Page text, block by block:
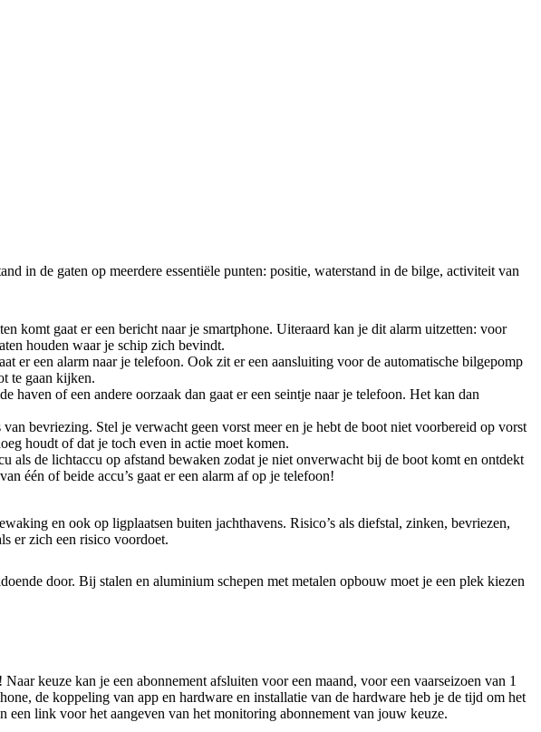
in de gaten op meerdere essentiële punten: positie, waterstand in de bilge, activiteit van
komt gaat er een bericht naar je smartphone. Uiteraard kan je dit alarm uitzetten: voor
houden waar je schip zich bevindt.
er een alarm naar je telefoon. Ook zit er een aansluiting voor de automatische bilgepomp
te gaan kijken.
of een andere oorzaak dan gaat er een seintje naar je telefoon. Het kan dan
bevriezing. Stel je verwacht geen vorst meer en je hebt de boot niet voorbereid op vorst
houdt of dat je toch even in actie moet komen.
als de lichtaccu op afstand bewaken zodat je niet onverwacht bij de boot komt en ontdekt
één of beide accu’s gaat er een alarm af op je telefoon!
en ook op ligplaatsen buiten jachthavens. Risico’s als diefstal, zinken, bevriezen,
er zich een risico voordoet.
door. Bij stalen en aluminium schepen met metalen opbouw moet je een plek kiezen
keuze kan je een abonnement afsluiten voor een maand, voor een vaarseizoen van 1
de koppeling van app en hardware en installatie van de hardware heb je de tijd om het
link voor het aangeven van het monitoring abonnement van jouw keuze.